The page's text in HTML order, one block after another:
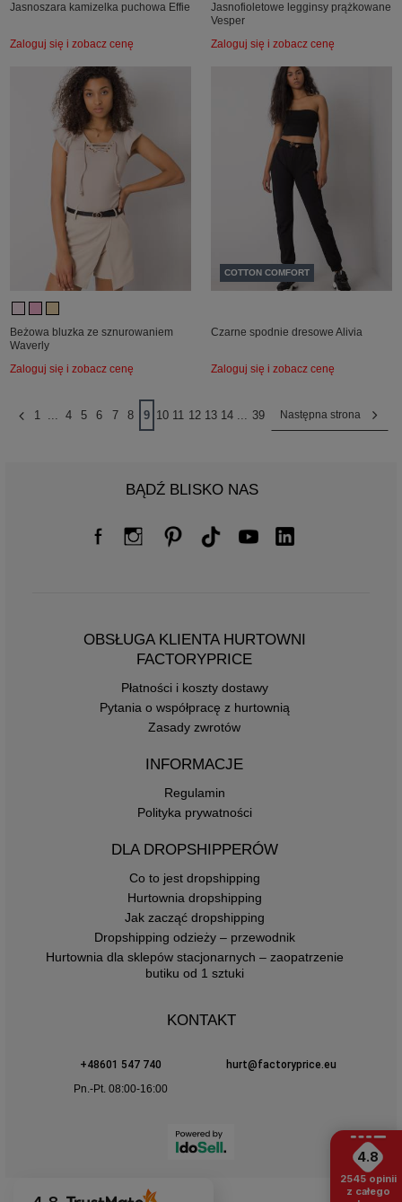
Jasnoszara kamizelka puchowa Effie
Zaloguj się i zobacz cenę
Jasnofioletowe legginsy prążkowane
Vesper
Zaloguj się i zobacz cenę
Beżowa bluzka ze sznurowaniem
Waverly
Zaloguj się i zobacz cenę
COTTON COMFORT
Czarne spodnie dresowe Alivia
Zaloguj się i zobacz cenę
1 4 5 6 7 8 9 10 11 12 13 14 39 Następna strona
BĄDŹ BLISKO NAS
OBSŁUGA KLIENTA HURTOWNI
FACTORYPRICE
Płatności i koszty dostawy
Pytania o współpracę z hurtownią
Zasady zwrotów
INFORMACJE
Regulamin
Polityka prywatności
DLA DROPSHIPPERÓW
Co to jest dropshipping
Hurtownia dropshipping
Jak zacząć dropshipping
Dropshipping odzieży – przewodnik
Hurtownia dla sklepów stacjonarnych – zaopatrzenie
butiku od 1 sztuki
KONTAKT
+48601 547 740
hurt@factoryprice.eu
Pn.-Pt. 08:00-16:00
4.8
2545 opinii
z całego